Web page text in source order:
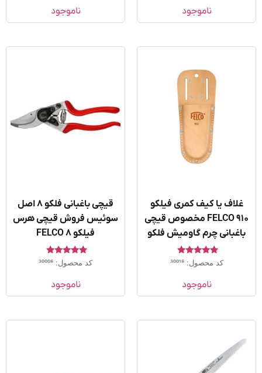
ناموجود ناموجود
غلاف یا کیف کمری فیلکو
FELCO 910 مخصوص قیچی
چرم گاومیش فلکو
امتیاز
5.00
کد محصول: 30018
ناموجود
قیچی باغبانی فلکو ۸ اصل
سوئیس فروش قیچی هرس
فیلکو FELCO 8
امتیاز
5.00
کد محصول: 30008
ناموجود